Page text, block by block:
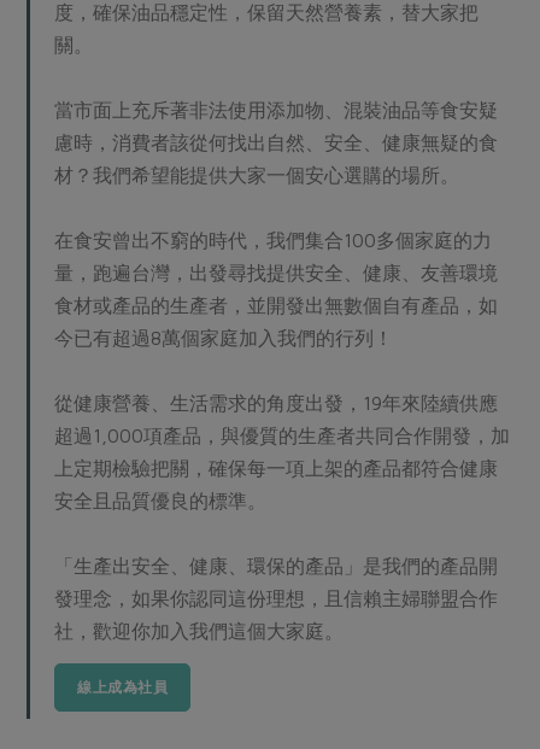
度，確保油品穩定性，保留天然營養素，替大家把
關。
當市面上充斥著非法使用添加物、混裝油品等食安疑
慮時，消費者該從何找出自然、安全、健康無疑的食
材？我們希望能提供大家一個安心選購的場所。
在食安曾出不窮的時代，我們集合100多個家庭的力
量，跑遍台灣，出發尋找提供安全、健康、友善環境
食材或產品的生產者，並開發出無數個自有產品，如
今已有超過8萬個家庭加入我們的行列！
從健康營養、生活需求的角度出發，19年來陸續供應
超過1,000項產品，與優質的生產者共同合作開發，加
上定期檢驗把關，確保每一項上架的產品都符合健康
安全且品質優良的標準。
「生產出安全、健康、環保的產品」是我們的產品開
發理念，如果你認同這份理想，且信賴主婦聯盟合作
社，歡迎你加入我們這個大家庭。
線上成為社員